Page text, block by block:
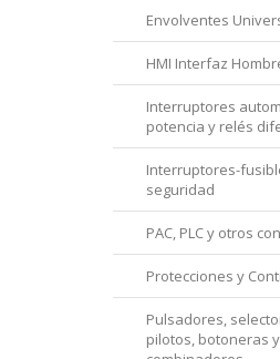
Envolventes
HMI Interfaz
Interruptores
potencia y relés
Interruptores-
seguridad
PAC, PLC y otros
Protecciones y
Pulsadores,
pilotos, botoneras y